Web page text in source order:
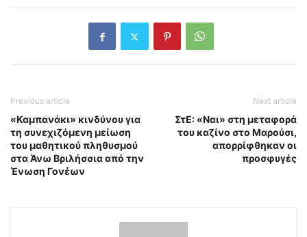
Previous article
«Καμπανάκι» κινδύνου για
τη συνεχιζόμενη μείωση
του μαθητικού πληθυσμού
στα Άνω Βριλήσσια από την
Ένωση Γονέων
Next article
ΣτΕ: «Ναι» στη μεταφορά
του καζίνο στο Μαρούσι,
απορρίφθηκαν οι
προσφυγές